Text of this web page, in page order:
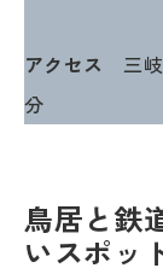
アクセス
三
分
鳥居と鉄
いスポッ